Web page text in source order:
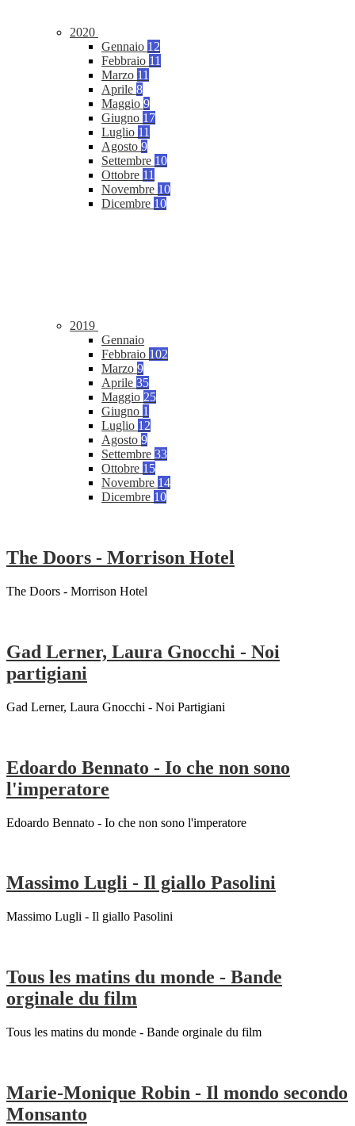
2020
Gennaio 12
Febbraio 11
Marzo 11
Aprile 8
Maggio 9
Giugno 17
Luglio 11
Agosto 9
Settembre 10
Ottobre 11
Novembre 10
Dicembre 10
2019
Gennaio
Febbraio 102
Marzo 9
Aprile 35
Maggio 25
Giugno 1
Luglio 12
Agosto 9
Settembre 33
Ottobre 15
Novembre 14
Dicembre 10
The Doors - Morrison Hotel
The Doors - Morrison Hotel
Gad Lerner, Laura Gnocchi - Noi
partigiani
Gad Lerner, Laura Gnocchi - Noi Partigiani
Edoardo Bennato - Io che non sono
l'imperatore
Edoardo Bennato - Io che non sono l'imperatore
Massimo Lugli - Il giallo Pasolini
Massimo Lugli - Il giallo Pasolini
Tous les matins du monde - Bande
orginale du film
Tous les matins du monde - Bande orginale du film
Marie-Monique Robin - Il mondo secondo
Monsanto